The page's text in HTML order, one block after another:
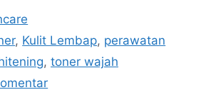
, Kulit Lembap, perawatan
, toner wajah